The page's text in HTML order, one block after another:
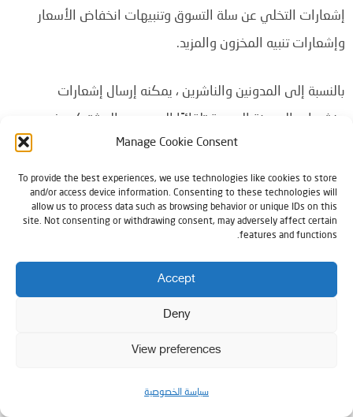
Manage Cookie Consent
To provide the best experiences, we use technologies like cookies to store
and/or access device information. Consenting to these technologies will
allow us to process data such as browsing behavior or unique IDs on this
site. Not consenting or withdrawing consent, may adversely affect certain
features and functions.
Accept
Deny
View preferences
سياسة الخصوصية
إشعارات التخلي عن سلة التسوق وتنبيهات انخفاض الأسعار
وإشعارات تنبيه المخزون والمزيد.
بالنسبة إلى المدونين والناشرين ، يمكنه إرسال إشعارات
منشورات المدونة الجديدة تلقائيًا إلى جميع المشتركين في
يعمل PushEngage بسلاسة على جميع منصات إنشاء مواقع
الويب بما في ذلك WordPress و Shopify و Bigcommerce
لديهم ملحق PushEngage WordPress الذي يجعل من السهل
تمكين إشعارات الويب على موقع الويب الخاص بك.
عكس أي مزود آخر في هذا المجال .